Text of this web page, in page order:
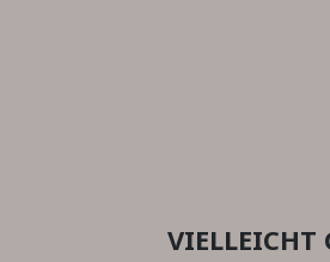
VIELLEICHT